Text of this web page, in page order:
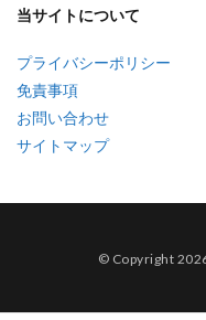
当サイトについて
プライバシーポリシー
免責事項
お問い合わせ
サイトマップ
© Copyright